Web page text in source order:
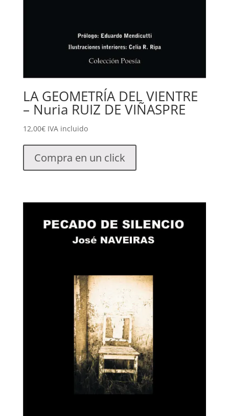
LA GEOMETRÍA DEL VIENTRE
– Nuria RUIZ DE VIÑASPRE
12,00€ IVA incluido
Compra en un click